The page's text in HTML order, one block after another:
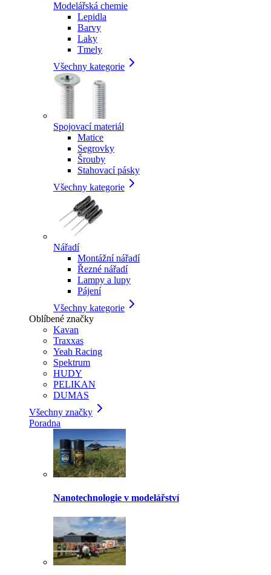
Modelářská chemie
Lepidla
Barvy
Laky
Tmely
Všechny kategorie
Spojovací materiál
Matice
Segrovky
Šrouby
Stahovací pásky
Všechny kategorie
Nářadí
Montážní nářadí
Řezné nářadí
Lampy a lupy
Pájení
Všechny kategorie
Oblíbené značky
Kavan
Traxxas
Yeah Racing
Spektrum
HUDY
PELIKAN
DUMAS
Všechny značky
Poradna
Nanotechnologie v modelářství